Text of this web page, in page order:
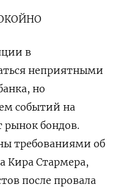
в
неприятными
но
событий на
рынок бондов.
требованиями об
Кира Стармера,
после провала